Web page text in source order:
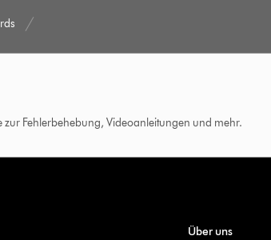
zur Fehlerbehebung, Videoanleitungen und mehr.
Über uns